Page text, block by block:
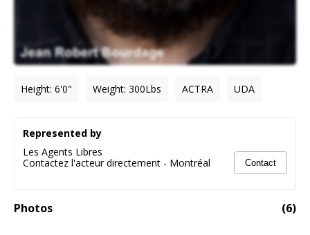
Height: 6'0" Weight: 300Lbs ACTRA UDA
Photos (6)
Represented by
Les Agents Libres
Contactez l'acteur directement - Montréal Contact